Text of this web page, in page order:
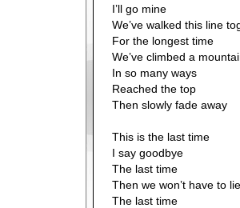
I’ll go mine
We’ve walked this line
For the longest time
We’ve climbed a
In so many ways
Reached the top
Then slowly fade away
This is the last time
I say goodbye
The last time
Then we won’t have to lie
The last time